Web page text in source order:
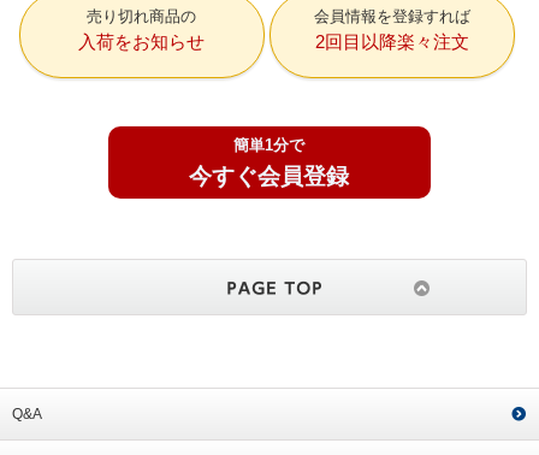
売り切れ商品の
入荷をお知らせ
会員情報を登録すれば
2回目以降楽々注文
簡単1分で
今すぐ会員登録
Q&A